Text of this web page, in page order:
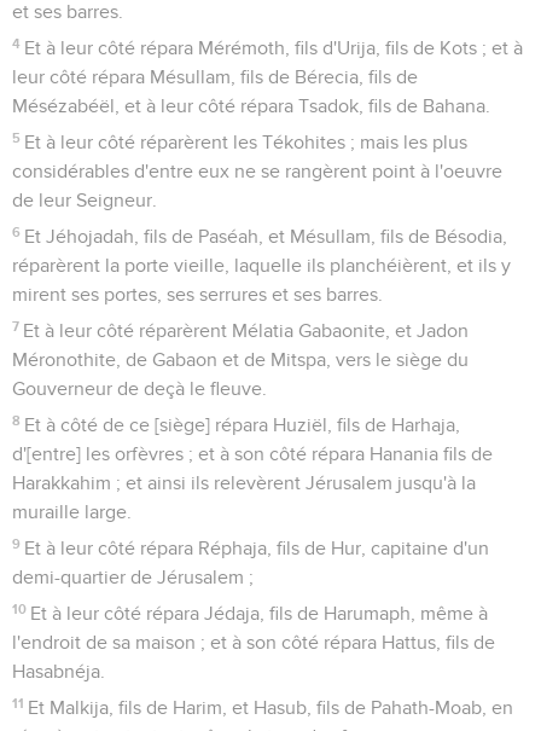
et ses barres.
4 Et à leur côté répara Mérémoth, fils d'Urija, fils de Kots ; et à
leur côté répara Mésullam, fils de Bérecia, fils de
Mésézabéël, et à leur côté répara Tsadok, fils de Bahana.
5 Et à leur côté réparèrent les Tékohites ; mais les plus
considérables d'entre eux ne se rangèrent point à l'oeuvre
de leur Seigneur.
6 Et Jéhojadah, fils de Paséah, et Mésullam, fils de Bésodia,
réparèrent la porte vieille, laquelle ils planchéièrent, et ils y
mirent ses portes, ses serrures et ses barres.
7 Et à leur côté réparèrent Mélatia Gabaonite, et Jadon
Méronothite, de Gabaon et de Mitspa, vers le siège du
Gouverneur de deçà le fleuve.
8 Et à côté de ce [siège] répara Huziël, fils de Harhaja,
d'[entre] les orfèvres ; et à son côté répara Hanania fils de
Harakkahim ; et ainsi ils relevèrent Jérusalem jusqu'à la
muraille large.
9 Et à leur côté répara Réphaja, fils de Hur, capitaine d'un
demi-quartier de Jérusalem ;
10 Et à leur côté répara Jédaja, fils de Harumaph, même à
l'endroit de sa maison ; et à son côté répara Hattus, fils de
Hasabnéja.
11 Et Malkija, fils de Harim, et Hasub, fils de Pahath-Moab, en